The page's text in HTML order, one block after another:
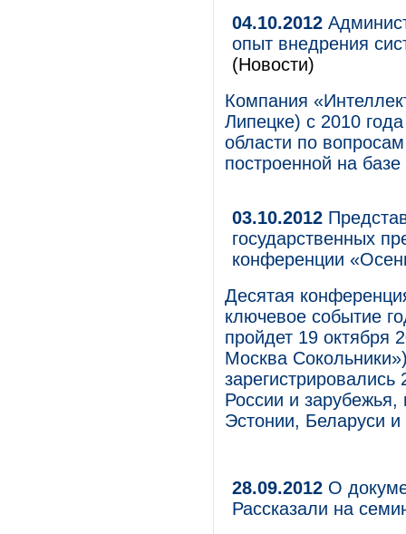
04.10.2012
опыт внедрения
(Новости)
Компания
Липецке) с 2010
области по
построенной на
03.10.2012
государственных
конференции
Десятая
ключевое событие
пройдет 19 октября
Москва
зарегистрировались
России и
Эстонии, Беларуси и
28.09.2012 О
Рассказали на